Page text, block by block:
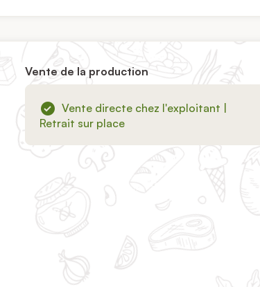
Vente de la production
Vente directe chez l'exploitant |
Retrait sur place